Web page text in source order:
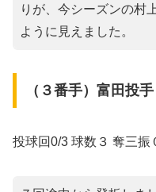
りが、今シーズンの村
ように見えました。
（３番手）富田投手
投球回0/3 球数３ 奪三振